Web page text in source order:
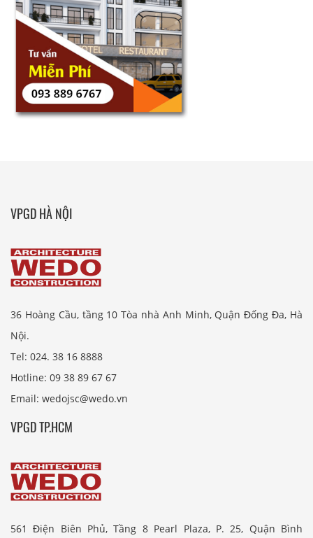
VPGD HÀ NỘI
36 Hoàng Cầu, tầng 10 Tòa nhà Anh Minh, Quận Đống Đa, Hà
Nội.
Tel: 024. 38 16 8888
Hotline: 09 38 89 67 67
Email: wedojsc@wedo.vn
VPGD TP.HCM
561 Điện Biên Phủ, Tầng 8 Pearl Plaza, P. 25, Quận Bình